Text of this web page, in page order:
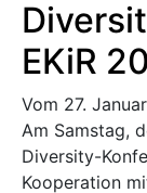
EKiR
Vom 27.
Am Samstag,
Diversity-
Kooperation